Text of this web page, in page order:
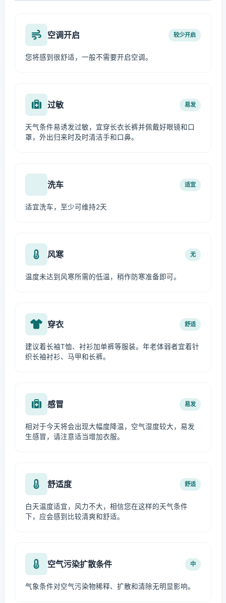
空调开启 较少开启
您将感到很舒适，一般不需要开启空调。
过敏 易发
天气条件易诱发过敏，宜穿长衣长裤并佩戴好眼镜和口
罩，外出归来时及时清洁手和口鼻。
洗车 适宜
适宜洗车，至少可维持2天
风寒 无
温度未达到风寒所需的低温，稍作防寒准备即可。
穿衣 舒适
建议着长袖T恤、衬衫加单裤等服装。年老体弱者宜着针
织长袖衬衫、马甲和长裤。
感冒 易发
相对于今天将会出现大幅度降温，空气湿度较大，易发
生感冒，请注意适当增加衣服。
舒适度 舒适
白天温度适宜，风力不大，相信您在这样的天气条件
下，应会感到比较清爽和舒适。
空气污染扩散条件 中
气象条件对空气污染物稀释、扩散和清除无明显影响。